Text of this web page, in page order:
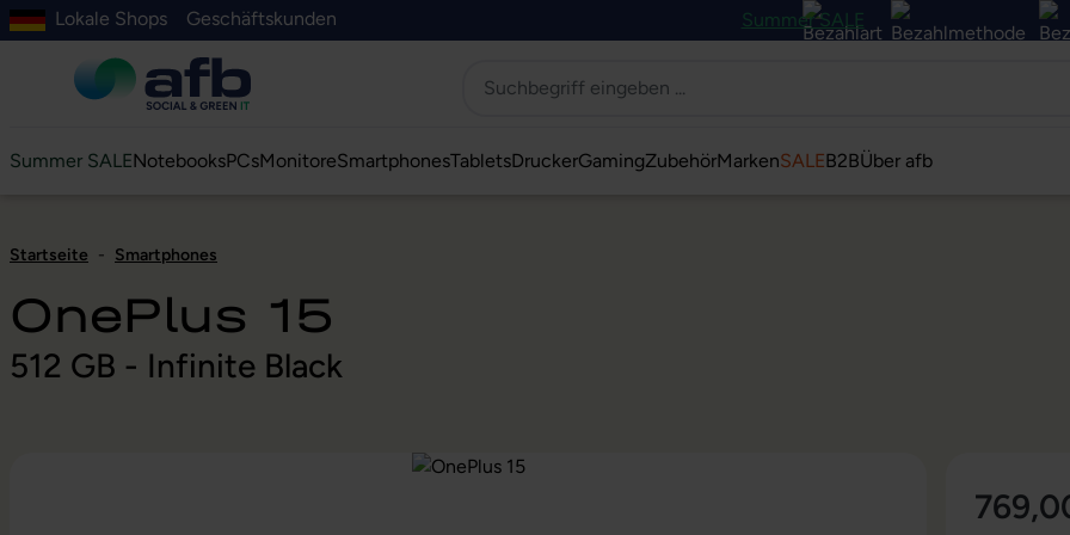
springen
Suche springen
Zur Hauptnavigation springen
Zur Navigation der B2B-Plattform springen
Lokale Shops Geschäftskunden Summer SALE
Summer SALENotebooksPCsMonitoreSmartphonesTabletsDruckerGamingZubehörMarkenSALEB2BÜber afb
Startseite - Smartphones
OnePlus 15
512 GB - Infinite Black